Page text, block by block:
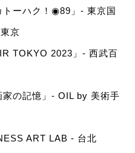
ーハク！◉89」- 東京国
京
TOKYO 2023」- 西武百
の記憶」- OIL by 美術手
ART LAB - 台北